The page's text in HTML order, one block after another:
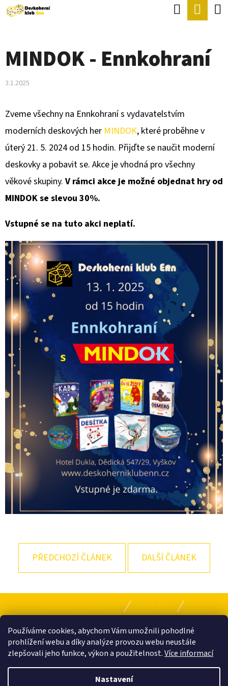
Používáme cookies, abychom Vám umožnili pohodlné
prohlížení webu a díky analýze provozu webu neustále
zlepšovali jeho funkce, výkon a použitelnost.Více informací
Nastavení
Přejít
Hledat
MINDOK - Ennkohraní
3.1.2025
Zveme všechny na Ennkohraní s vydavatelstvím
moderních deskových her MINDOK, které proběhne v
úterý 21. 5. 2024 od 15 hodin. Přijďte se naučit moderní
deskovky a pobavit se. Akce je vhodná pro všechny
věkové skupiny. V rámci akce je možné objednat hry od
MINDOK se slevou 30%.
Vstupné se na tuto akci neplatí.
PŘEDCHOZÍ ČLÁNEK DALŠÍ ČLÁNEK
K
KC
O
O
T
Ř
E
B
U
J
E
T
E
N
A
J
Í
T
?
HLEDAT
Á
P
T
Obchodni podminky
Kontakty